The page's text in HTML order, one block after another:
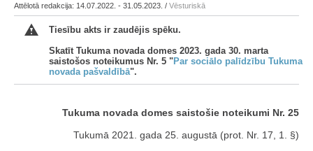
Attēlotā redakcija: 14.07.2022. - 31.05.2023. / Vēsturiskā
Tiesību akts ir zaudējis spēku.
Skatīt Tukuma novada domes 2023. gada 30. marta
saistošos noteikumus Nr. 5 "Par sociālo palīdzību Tukuma
novada pašvaldībā".
Tukuma novada domes saistošie noteikumi Nr. 25
Tukumā 2021. gada 25. augustā (prot. Nr. 17, 1. §)